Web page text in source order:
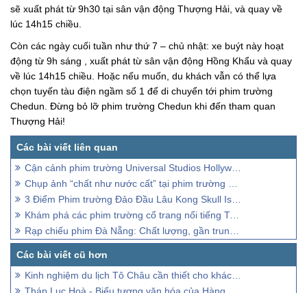
sẽ xuất phát từ 9h30 tại sân vận động Thượng Hải, và quay về
lúc 14h15 chiều.
Còn các ngày cuối tuần như thứ 7 – chủ nhật: xe buýt này hoạt
động từ 9h sáng , xuất phát từ sân vận động Hồng Khẩu và quay
về lúc 14h15 chiều. Hoặc nếu muốn, du khách vẫn có thể lựa
chọn tuyến tàu điện ngầm số 1 để di chuyển tới phim trường
Chedun. Đừng bỏ lỡ phim trường Chedun khi đến tham quan
Thượng Hải!
Cận cảnh phim trường Universal Studios Hollywood ở Los Angeles
Chụp ảnh “chất như nước cất” tại phim trường cổ trang ở Đà Lạt
3 Điểm Phim trường Đảo Đầu Lâu Kong Skull Island
Khám phá các phim trường cổ trang nổi tiếng Trung Quốc
Rạp chiếu phim Đà Nẵng: Chất lượng, gần trung tâm
Kinh nghiệm du lịch Tô Châu cần thiết cho khách đi lần đầu
Tháp Lục Hoà - Biểu tượng văn hóa của Hàng Châu, Trung Quốc